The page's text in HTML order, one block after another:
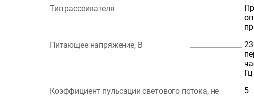
Тип рассеивателя
Питающее напряжение, В
Гц
Коэффициент пульсации светового потока, не
5